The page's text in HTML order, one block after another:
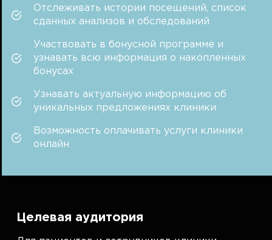
Отслеживать истории посещений, список
сданных анализов и обследований
Участвовать в бонусной программе и
узнавать всю информация о накопленных
бонусах
Узнавать актуальную информацию об
уникальных предложениях клиники
Возможность оплачивать услуги клиники
онлайн
Целевая аудитория